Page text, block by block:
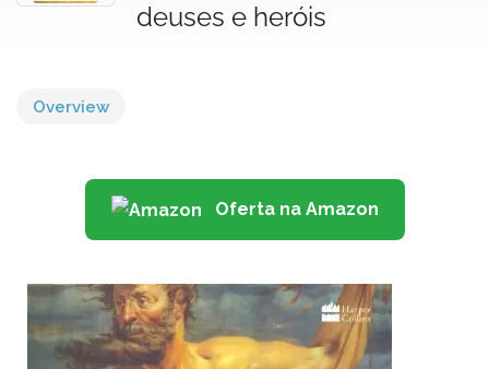
deuses e heróis
Overview
Oferta na Amazon